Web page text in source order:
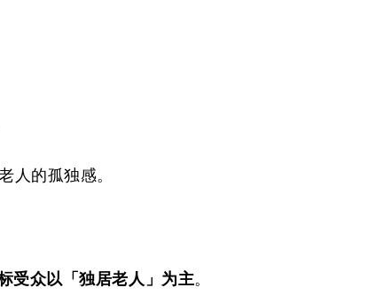
人的孤独感。
受众以「独居老人」为主。